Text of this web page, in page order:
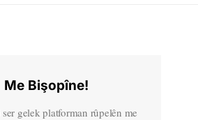
Me Bişopîne!
gelek platforman rûpelên me